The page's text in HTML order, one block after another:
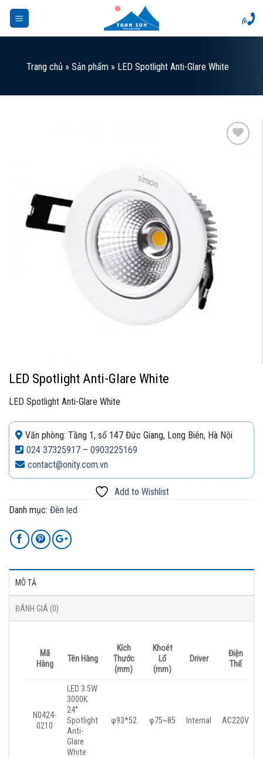
Skip
content
Trang chủ » Sản phẩm » LED Spotlight Anti-Glare White
LED Spotlight Anti-Glare White
LED Spotlight Anti-Glare White
Văn phòng: Tầng 1, số 147 Đức Giang, Long Biên, Hà Nội
024 37325917 – 0903225169
contact@onity.com.vn
Add to Wishlist
Danh mục: Đèn led
MÔ TẢ
ĐÁNH GIÁ (0)
Mã
Hàng
Tên Hàng
Kích
Thước
(mm)
Khoét
Lổ
(mm)
Driver
Điện
Thế
N0424-
0210
LED 3.5W
3000K
24°
Spotlight
Anti-
Glare
White
φ93*52 φ75~85 Internal AC220V